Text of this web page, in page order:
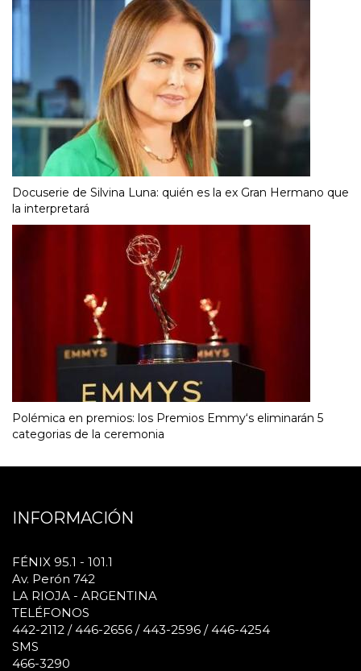
Docuserie de Silvina Luna: quién es la ex Gran Hermano que
la interpretará
Polémica en premios: los Premios Emmy‘s eliminarán 5
categorias de la ceremonia
INFORMACIÓN
FÉNIX 95.1 - 101.1
Av. Perón 742
LA RIOJA - ARGENTINA
TELÉFONOS
442-2112 / 446-2656 / 443-2596 / 446-4254
SMS
466-3290